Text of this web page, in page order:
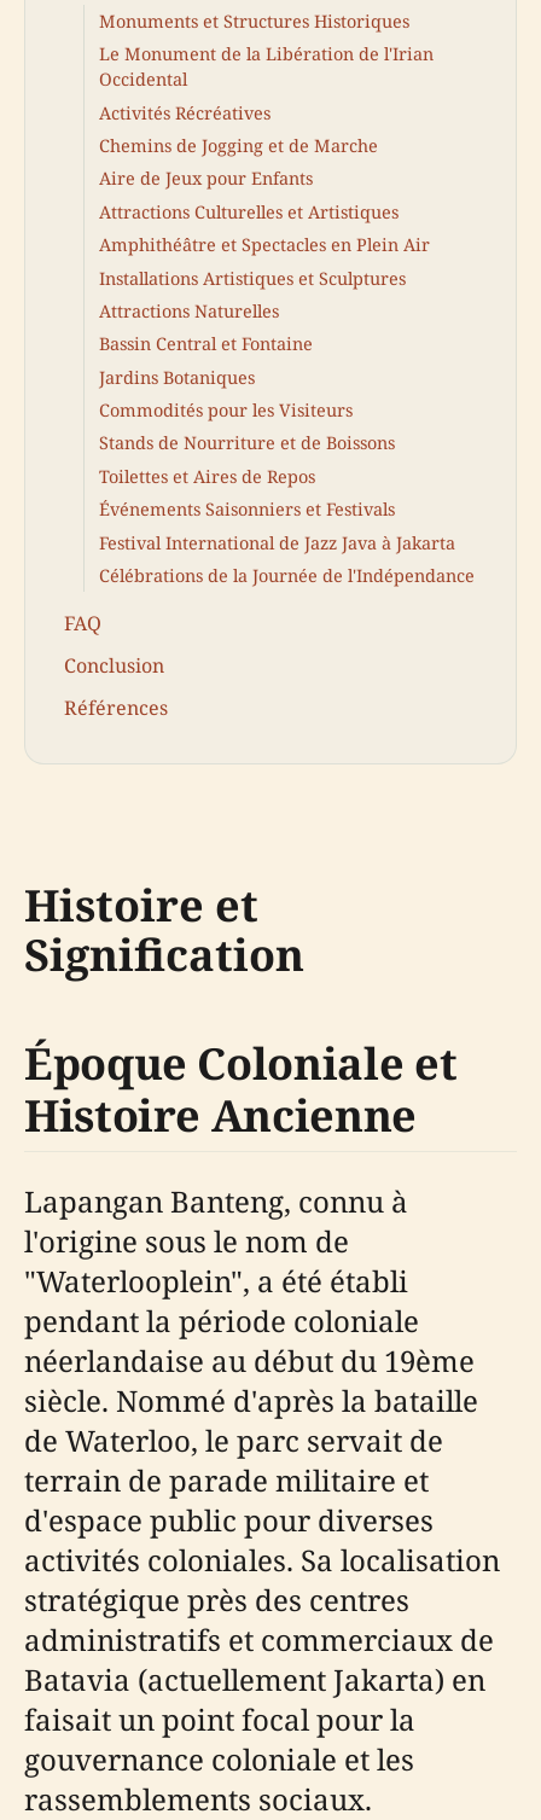
Monuments et Structures Historiques
Le Monument de la Libération de l'Irian
Occidental
Activités Récréatives
Chemins de Jogging et de Marche
Aire de Jeux pour Enfants
Attractions Culturelles et Artistiques
Amphithéâtre et Spectacles en Plein Air
Installations Artistiques et Sculptures
Attractions Naturelles
Bassin Central et Fontaine
Jardins Botaniques
Commodités pour les Visiteurs
Stands de Nourriture et de Boissons
Toilettes et Aires de Repos
Événements Saisonniers et Festivals
Festival International de Jazz Java à Jakarta
Célébrations de la Journée de l'Indépendance
FAQ
Conclusion
Références
Histoire et
Signification
Époque Coloniale et
Histoire Ancienne
Lapangan Banteng, connu à
l'origine sous le nom de
"Waterlooplein", a été établi
pendant la période coloniale
néerlandaise au début du 19ème
siècle. Nommé d'après la bataille
de Waterloo, le parc servait de
terrain de parade militaire et
d'espace public pour diverses
activités coloniales. Sa localisation
stratégique près des centres
administratifs et commerciaux de
Batavia (actuellement Jakarta) en
faisait un point focal pour la
gouvernance coloniale et les
rassemblements sociaux.